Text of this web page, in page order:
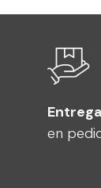
en